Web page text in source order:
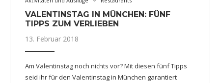
VALENTINSTAG IN MÜNCHEN: FÜNF
TIPPS ZUM VERLIEBEN
13. Februar 2018
Am Valentinstag noch nichts vor? Mit diesen fünf Tipps
seid ihr für den Valentinstag in München garantiert